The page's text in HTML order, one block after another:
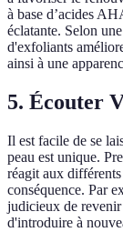
à base d’acides
éclatante. Selon
d'exfoliants
ainsi à une
5. Écouter
Il est facile de se
peau est unique.
réagit aux
conséquence. Par
judicieux de
d'introduire à